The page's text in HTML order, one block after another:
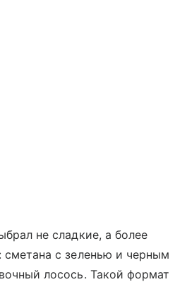
не сладкие, а более
сметана с зеленью и черным
лосось. Такой формат